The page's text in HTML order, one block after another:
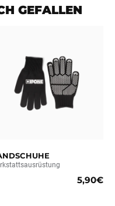
GEFALLEN
5,90€